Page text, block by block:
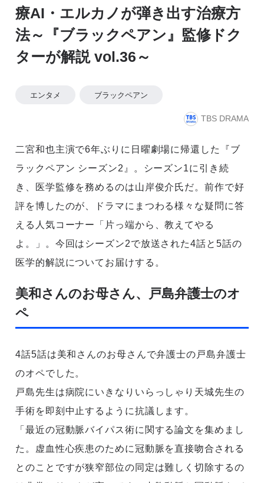
療AI・エルカノが弾き出す治療方
法～『ブラックペアン』監修ドク
ターが解説 vol.36～
エンタメ ブラックペアン
TBS DRAMA
二宮和也主演で6年ぶりに日曜劇場に帰還した『ブ
ラックペアン シーズン2』。シーズン1に引き続
き、医学監修を務めるのは山岸俊介氏だ。前作で好
評を博したのが、ドラマにまつわる様々な疑問に答
える人気コーナー「片っ端から、教えてやる
よ。」。今回はシーズン2で放送された4話と5話の
医学的解説についてお届けする。
美和さんのお母さん、戸島弁護士のオ
ペ
4話5話は美和さんのお母さんで弁護士の戸島弁護士
のオペでした。
戸島先生は病院にいきなりいらっしゃり天城先生の
手術を即刻中止するように抗議します。
「最近の冠動脈バイパス術に関する論文を集めまし
た。虚血性心疾患のために冠動脈を直接吻合される
とのことですが狭窄部位の同定は難しく切除するの